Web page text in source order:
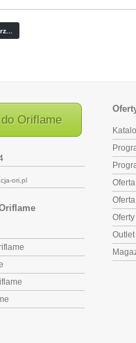
do Oriflame
ori.pl
Outlet